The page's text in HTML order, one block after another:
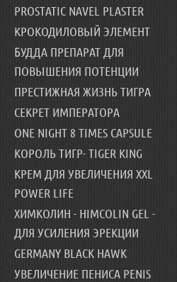
PROSTATIC NAVEL PLASTER
КРОКОДИЛОВЫЙ ЭЛЕМЕНТ
БУДДА ПРЕПАРАТ ДЛЯ
ПОВЫШЕНИЯ ПОТЕНЦИИ
ПРЕСТИЖНАЯ ЖИЗНЬ ТИГРА
СЕКРЕТ ИМПЕРАТОРА
ONE NIGHT 8 TIMES CAPSULE
КОРОЛЬ ТИГР- TIGER KING
КРЕМ ДЛЯ УВЕЛИЧЕНИЯ XXL
POWER LIFE
ХИМКОЛИН - HIMCOLIN GEL -
ДЛЯ УСИЛЕНИЯ ЭРЕКЦИИ
GERMANY BLACK HAWK
УВЕЛИЧЕНИЕ ПЕНИСА PENIS